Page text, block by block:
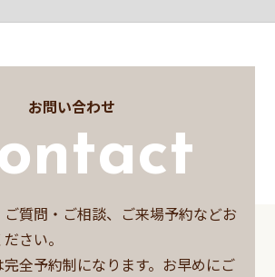
お問い合わせ
質問・ご相談、ご来場予約などお
さい。
全予約制になります。お早めにご